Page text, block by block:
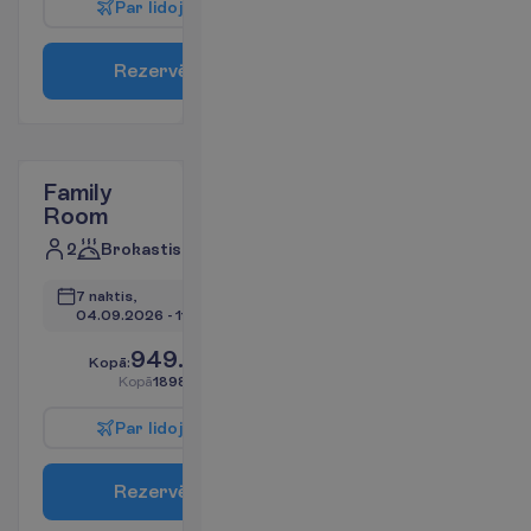
Par lidoju
Rezervē
Family
Room
2 Brokastis
7 naktis,
04.09.2026 - 11.09.2026
Kopā:949.00
Kopā1898.00
Par lidoju
Rezervē